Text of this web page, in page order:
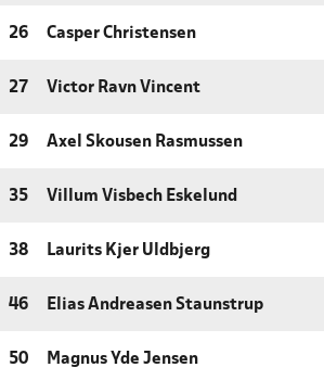
26 Casper Christensen
27 Victor Ravn Vincent
29 Axel Skousen Rasmussen
35 Villum Visbech Eskelund
38 Laurits Kjer Uldbjerg
46 Elias Andreasen Staunstrup
50 Magnus Yde Jensen